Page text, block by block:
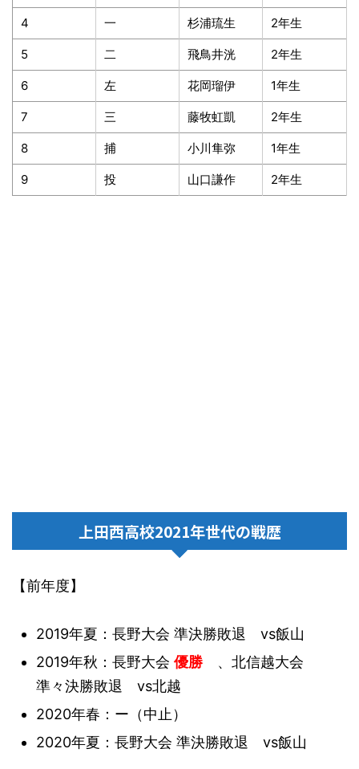
4 一 杉浦琉生 2年生
5 二 飛鳥井洸 2年生
6 左 花岡瑠伊 1年生
7 三 藤牧虹凱 2年生
8 捕 小川隼弥 1年生
9 投 山口謙作 2年生
上田西高校2021年世代の戦歴
【前年度】
2019年夏：長野大会 準決勝敗退 vs飯山
2019年秋：長野大会 優勝 、北信越大会
準々決勝敗退 vs北越
2020年春：ー（中止）
2020年夏：長野大会 準決勝敗退 vs飯山